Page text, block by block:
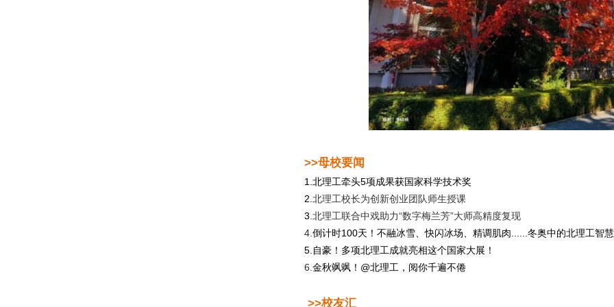
>>母校要闻
1. 北理工牵头5项成果获国家科学技术奖
2. 北理工校长为创新创业团队师生授课
3. 北理工联合中戏助力“数字梅兰芳”大师高精度复现
4. 倒计时100天！不融冰雪、快闪冰场、精调肌肉......冬奥中的北理工智
5. 自豪！多项北理工成就亮相这个国家大展！
6. 金秋飒飒！@北理工，阅你千遍不倦
>>校友汇